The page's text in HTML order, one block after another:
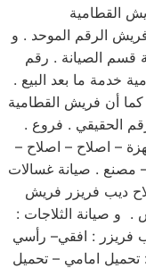
الرقم الموحد . و
قسم الصيانة . رقم
خدمة ما بعد البيع .
أن فريش القطامية
الحقيقي . فروع .
– اصلاح – اصلاح –
مصنع . صيانة غسالات
ديب فريزر فريش
. و صيانة الثلاجات :
. صيانة ديب فريزر : افقي– رأسي
امامي – تحميل